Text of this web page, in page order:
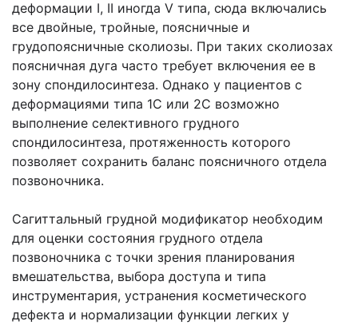
деформации I, II иногда V типа, сюда включались
все двойные, тройные, поясничные и
грудопоясничные сколиозы. При таких сколиозах
поясничная дуга часто требует включения ее в
зону спондилосинтеза. Однако у пациентов с
деформациями типа 1С или 2С возможно
выполнение селективного грудного
спондилосинтеза, протяженность которого
позволяет сохранить баланс поясничного отдела
позвоночника.
Сагиттальный грудной модификатор необходим
для оценки состояния грудного отдела
позвоночника с точки зрения планирования
вмешательства, выбора доступа и типа
инструментария, устранения косметического
дефекта и нормализации функции легких у